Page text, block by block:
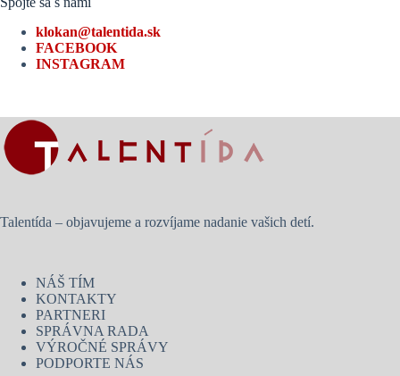
klokan@talentida.sk
FACEBOOK
INSTAGRAM
Talentída – objavujeme a rozvíjame nadanie vašich detí.
NÁŠ TÍM
KONTAKTY
PARTNERI
SPRÁVNA RADA
VÝROČNÉ SPRÁVY
PODPORTE NÁS